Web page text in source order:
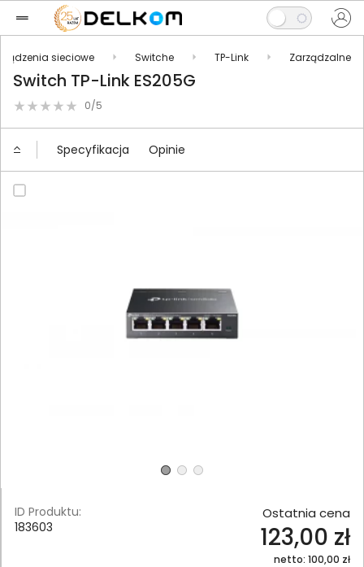
sieciowe Switche TP-Link Zarządzalne
Switch TP-Link ES205G
0/5
Specyfikacja Opinie
ID Produktu:
183603
Ostatnia cena
123,00 zł
netto: 100,00 zł